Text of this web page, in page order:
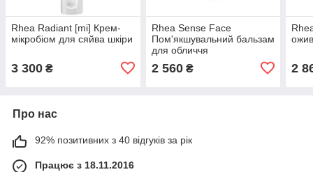
Rhea Radiant [mi] Крем-
мікробіом для сяйва шкіри
3 300 ₴
Rhea Sense Face
Пом'якшувальний бальзам
для обличчя
2 560₴ 2
Про нас
92% позитивних з 40 відгуків за рік
Працює з 18.11.2016